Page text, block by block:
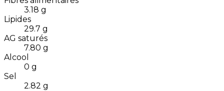
3.18 g
Lipides
29.7 g
AG saturés
7.80 g
Alcool
0 g
Sel
2.82 g